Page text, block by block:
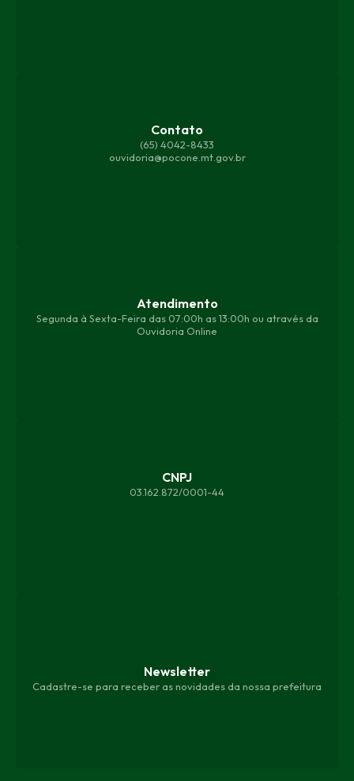
Contato
(65) 4042-8433
ouvidoria@pocone.mt.gov.br
Atendimento
Segunda à Sexta-Feira das 07:00h as 13:00h ou através da
Ouvidoria Online
CNPJ
03.162.872/0001-44
Newsletter
Cadastre-se para receber as novidades da nossa prefeitura